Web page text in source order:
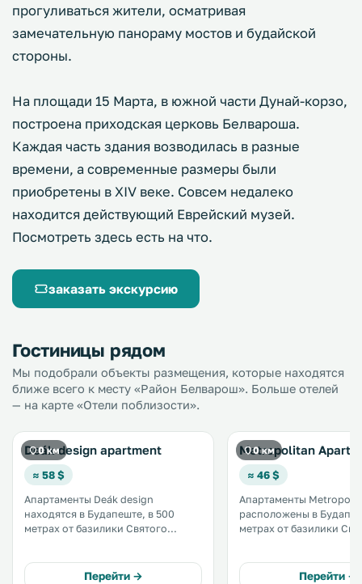
прогуливаться жители, осматривая
замечательную панораму мостов и будайской
стороны.
На площади 15 Марта, в южной части Дунай-корзо,
построена приходская церковь Белвароша.
Каждая часть здания возводилась в разные
времени, а современные размеры были
приобретены в XIV веке. Совсем недалеко
находится действующий Еврейский музей.
Посмотреть здесь есть на что.
заказать экскурсию
Гостиницы рядом
Мы подобрали объекты размещения, которые находятся
ближе всего к месту «Район Белварош». Больше отелей
— на карте «Отели поблизости».
0 км
Deák design apartment
≈ 58 $
Апартаменты Deák design
находятся в Будапеште, в 500
метрах от базилики Святого
открывается вид на город. Во всех
Перейти →
0 км
Metropolitan
≈ 46 $
Апартаменты
расположены в
метрах от базилики
апартаментов мини-кухня.
Перейти →